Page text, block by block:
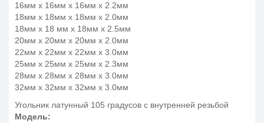
16мм x 16мм x 16мм x 2.2мм
18мм x 18мм x 18мм x 2.0мм
18мм x 18 мм x 18мм x 2.5мм
20мм x 20мм x 20мм x 2.0мм
22мм x 22мм x 22мм x 3.0мм
25мм x 25мм x 25мм x 2.3мм
28мм x 28мм x 28мм x 3.0мм
32мм x 32мм x 32мм x 3.0мм
Угольник латунный 105 градусов с внутренней резьбой
Модель: